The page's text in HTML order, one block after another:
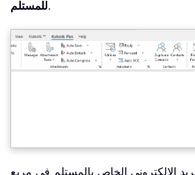
للمستلم.
الإلكتروني الخاص بالمستلم في مربع